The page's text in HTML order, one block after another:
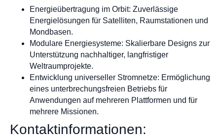
Energieübertragung im Orbit: Zuverlässige
Energielösungen für Satelliten, Raumstationen und
Mondbasen.
Modulare Energiesysteme: Skalierbare Designs zur
Unterstützung nachhaltiger, langfristiger
Weltraumprojekte.
Entwicklung universeller Stromnetze: Ermöglichung
eines unterbrechungsfreien Betriebs für
Anwendungen auf mehreren Plattformen und für
mehrere Missionen.
Kontaktinformationen: